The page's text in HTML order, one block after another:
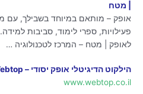
| מטח
אופק – מותאם במיוחד בשבילך, עם
פעילויות, ספרי לימוד, סביבות
לאופק | מטח – המרכז לטכנולוגיה …
הילקוט הדיגיטלי אופק יסודי – Webtop
www.webtop.co.il